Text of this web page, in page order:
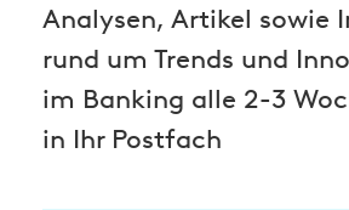
Analysen, Artikel sowie
rund um Trends und
im Banking alle 2-3
in Ihr Postfach